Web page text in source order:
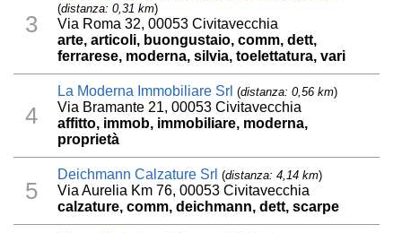
3
(distanza: 0,31 km)
Via Roma 32, 00053 Civitavecchia
arte, articoli, buongustaio, comm, dett,
ferrarese, moderna, silvia, toelettatura, vari
4
La Moderna Immobiliare Srl (distanza: 0,56 km)
Via Bramante 21, 00053 Civitavecchia
affitto, immob, immobiliare, moderna,
proprietà
5
Deichmann Calzature Srl (distanza: 4,14 km)
Via Aurelia Km 76, 00053 Civitavecchia
calzature, comm, deichmann, dett, scarpe